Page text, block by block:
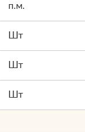
п.м.
Шт
Шт
Шт